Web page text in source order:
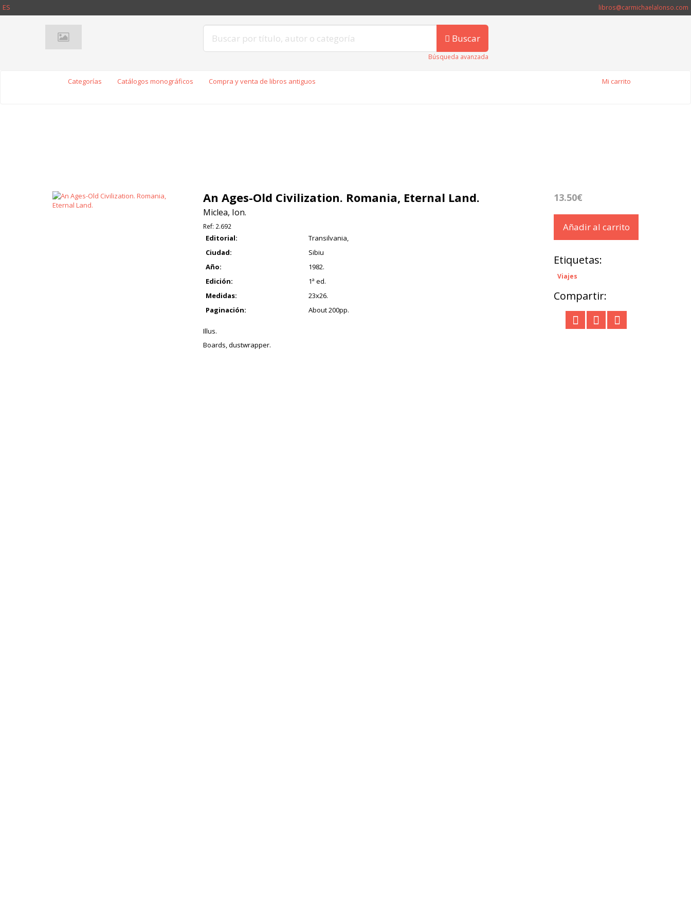
ES libros@carmichaelalonso.com
Buscar
Búsqueda avanzada
Categorías Catálogos monográficos Compra y venta de libros antiguos Mi carrito
An Ages-Old Civilization. Romania, Eternal Land.
Miclea, Ion.
Ref: 2.692
Editorial:
Transilvania,
Ciudad:
Sibiu
Año:
1982.
Edición:
1ª ed.
Medidas:
23x26.
Paginación:
About 200pp.
Illus.
Boards, dustwrapper.
13.50€
Añadir al carrito
Etiquetas:
Viajes
Compartir: